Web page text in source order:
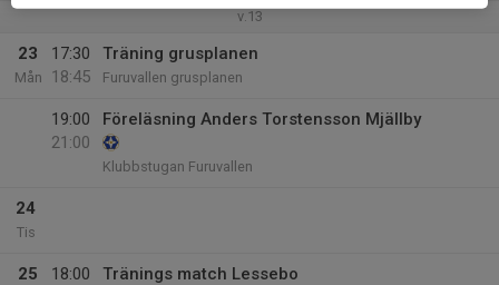
v.13
23
Mån
17:30
18:45
Träning grusplanen
Furuvallen grusplanen
19:00
21:00
Föreläsning Anders Torstensson Mjällby
Klubbstugan Furuvallen
24
Tis
25
18:00
Tränings match Lessebo